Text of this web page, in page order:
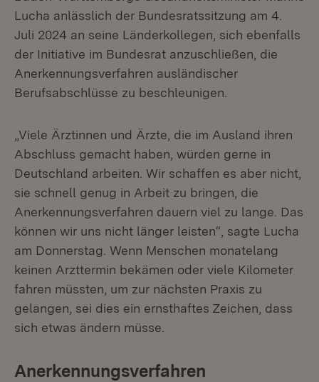
Lucha anlässlich der Bundesratssitzung am 4.
Juli 2024 an seine Länderkollegen, sich ebenfalls
der Initiative im Bundesrat anzuschließen, die
Anerkennungsverfahren ausländischer
Berufsabschlüsse zu beschleunigen.
„Viele Ärztinnen und Ärzte, die im Ausland ihren
Abschluss gemacht haben, würden gerne in
Deutschland arbeiten. Wir schaffen es aber nicht,
sie schnell genug in Arbeit zu bringen, die
Anerkennungsverfahren dauern viel zu lange. Das
können wir uns nicht länger leisten“, sagte Lucha
am Donnerstag. Wenn Menschen monatelang
keinen Arzttermin bekämen oder viele Kilometer
fahren müssten, um zur nächsten Praxis zu
gelangen, sei dies ein ernsthaftes Zeichen, dass
sich etwas ändern müsse.
Anerkennungsverfahren